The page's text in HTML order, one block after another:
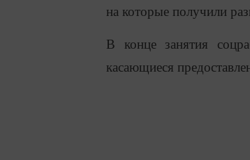
на которые получили
В конце занятия
касающиеся